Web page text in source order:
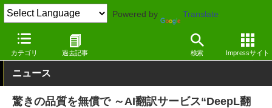
Powered by Translate
カテゴリ 過去記事 検索 Impressサイト
窓の杜 オフィス・ドキュメント ドキュメント Windows
ニュース
驚きの品質を無償で ～AI翻訳サービス“DeepL翻